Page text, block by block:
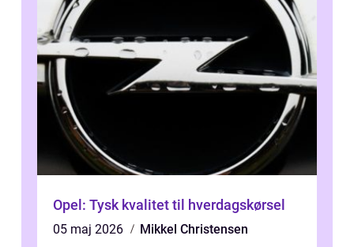
Opel: Tysk kvalitet til hverdagskørsel
05 maj 2026
Mikkel Christensen